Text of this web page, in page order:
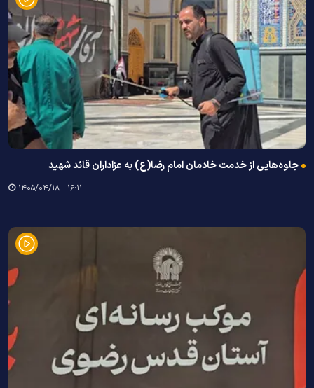
جلوه‌هایی از خدمت خادمان امام رضا(ع) به عزاداران قائد شهید
۱۶:۱۱ - ۱۴۰۵/۰۴/۱۸